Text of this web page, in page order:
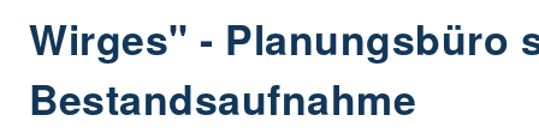
Wirges" - Planungsbüro
Bestandsaufnahme